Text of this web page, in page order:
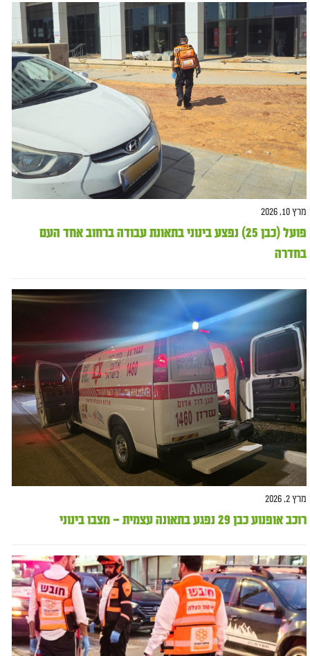
מרץ 10, 2026
פועל (כבן 25) נפצע בינוני בתאונת עבודה ברחוב אחד העם
בחדרה
מרץ 2, 2026
רוכב אופנוע כבן 29 נפגע בתאונה עצמית – מצבו בינוני